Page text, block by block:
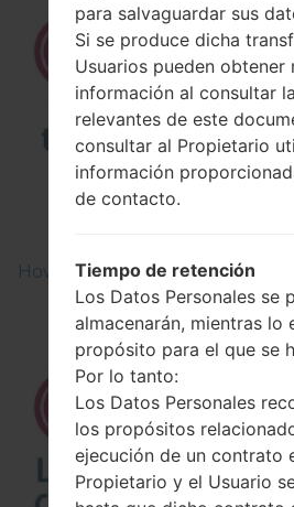
How to Factory Reset through
GU230?
para salvaguardar sus
Si se produce dicha
Usuarios pueden obtener
información al consultar
relevantes de este
consultar al Propietario
información
de contacto.
Tiempo de retención
Los Datos Personales se
almacenarán, mientras lo
propósito para el que se
Por lo tanto:
Los Datos Personales
los propósitos
ejecución de un contrato
Propietario y el Usuario